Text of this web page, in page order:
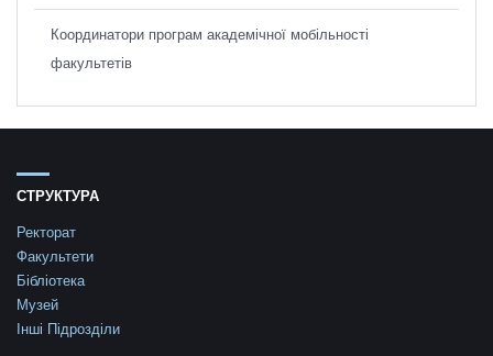
Координатори програм академічної мобільності
факультетів
СТРУКТУРА
Ректорат
Факультети
Бібліотека
Музей
Інші Підрозділи